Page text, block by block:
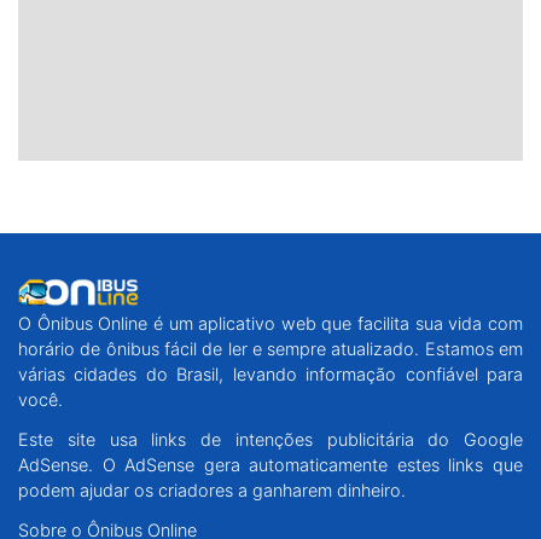
O Ônibus Online é um aplicativo web que facilita sua vida com
horário de ônibus fácil de ler e sempre atualizado. Estamos em
várias cidades do Brasil, levando informação confiável para
você.
Este site usa links de intenções publicitária do Google
AdSense. O AdSense gera automaticamente estes links que
podem ajudar os criadores a ganharem dinheiro.
Sobre o Ônibus Online